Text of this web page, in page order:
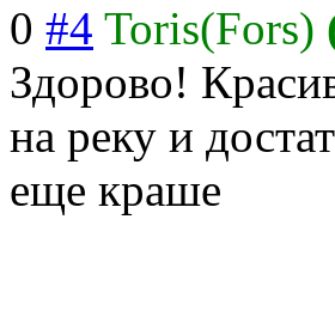
0 #4 Toris(Fors)
Здорово!
на реку и
еще краше